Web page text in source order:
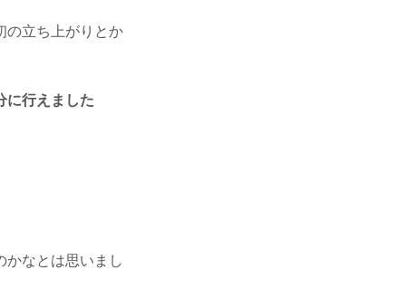
立ち上がりとか
に行えました
なとは思いまし